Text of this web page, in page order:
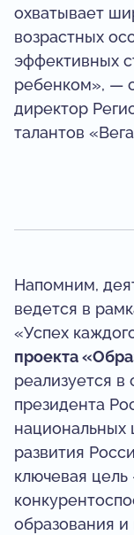
охватывает
возрастных
эффективных
ребенком», —
директор
талантов
Напомним,
ведется в
«Успех
проекта
реализуется в
президента
национальных
развития
ключевая
образования